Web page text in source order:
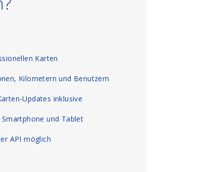
Karten
Kilometern und Benutzern
Updates inklusive
und Tablet
API möglich